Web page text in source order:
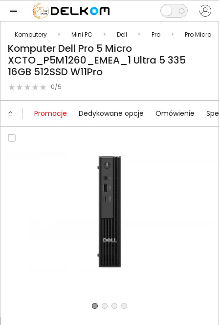
Komputery Mini PC Dell Pro Pro Micro
Komputer Dell Pro 5 Micro
XCTO_P5M1260_EMEA_1 Ultra 5 335
16GB 512SSD W11Pro
0/5
Promocje Dedykowane opcje Omówienie